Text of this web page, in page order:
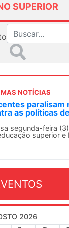
SUPERIOR
NOTÍCIAS
SN
agosto
SN conclama